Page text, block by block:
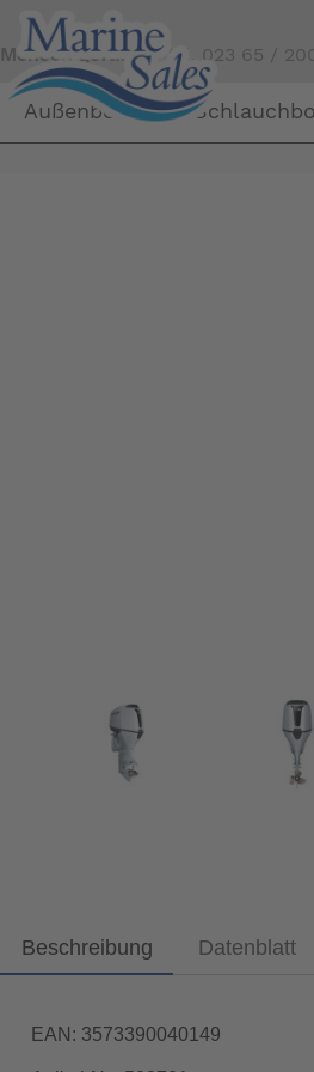
Mensch gefällig?Tel. 023 65 /
Außenborder
Beschreibung Datenblatt
EAN: 3573390040149